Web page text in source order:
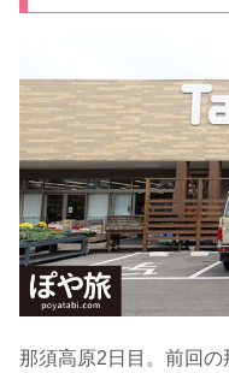
那須高原2日目。前回